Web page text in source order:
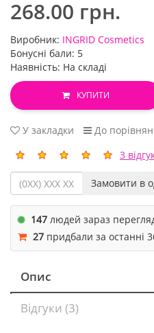
268.00 грн.
Виробник: INGRID Cosmetics
Бонусні бали: 5
Наявність: На складі
КУПИТИ
У закладки
До
3
Замовити в
147 людей зараз
27 придбали за останні
Опис
Відгуки (3)